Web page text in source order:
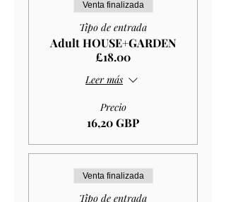
Venta finalizada
Tipo de entrada
Adult HOUSE+GARDEN
£18.00
Leer más
Precio
16,20 GBP
Venta finalizada
Tipo de entrada